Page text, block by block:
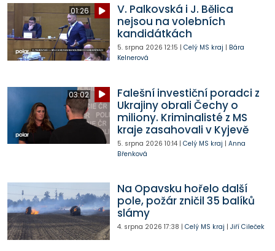
01:26
V. Palkovská i J. Bělica
nejsou na volebních
kandidátkách
5. srpna 2026 12:15 | Celý MS kraj | Bára
Kelnerová
03:02
Falešní investiční poradci z
Ukrajiny obrali Čechy o
miliony. Kriminalisté z MS
kraje zasahovali v Kyjevě
5. srpna 2026 10:14| Celý MS kraj | Anna
Břenková
Na Opavsku hořelo další
pole, požár zničil 35 balíků
slámy
4. srpna 2026 17:38 | Celý MS kraj | Jiří Cileček